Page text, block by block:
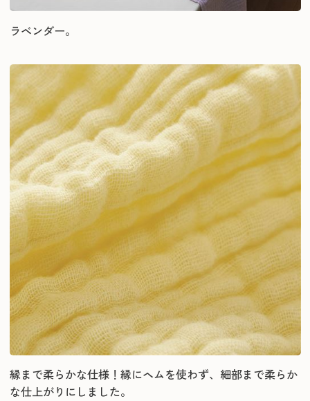
ラベンダー。
縁まで柔らかな仕様！縁にヘムを使わず、細部まで柔らか
な仕上がりにしました。